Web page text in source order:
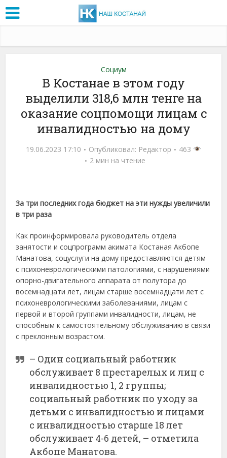
Социум
В Костанае в этом году
выделили 318,6 млн тенге на
оказание соцпомощи лицам с
инвалидностью на дому
19.06.2023 17:10 Опубликовал: Редактор
463
2 мин на чтение
За три последних года бюджет на эти нужды увеличили
в три раза
Как проинформировала руководитель отдела
занятости и соцпрограмм акимата Костаная Акбопе
Манатова, соцуслуги на дому предоставляются детям
с психоневрологическими патологиями, с нарушениями
опорно-двигательного аппарата от полутора до
восемнадцати лет, лицам старше восемнадцати лет с
психоневрологическими заболеваниями, лицам с
первой и второй группами инвалидности, лицам, не
способным к самостоятельному обслуживанию в связи
с преклонным возрастом.
– Один социальный работник
обслуживает 8 престарелых и лиц с
инвалидностью 1, 2 группы;
социальный работник по уходу за
детьми с инвалидностью и лицами
с инвалидностью старше 18 лет
обслуживает 4-6 детей, – отметила
Акбопе Манатова.